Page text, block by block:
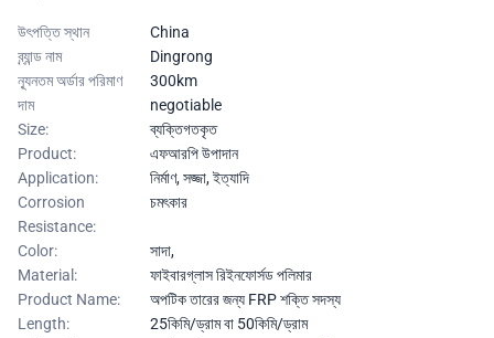
উৎপত্তি স্থান
China
ব্র্যান্ড নাম
Dingrong
ন্যূনতম অর্ডার পরিমাণ
300km
দাম
negotiable
Size:
ব্যক্তিগতকৃত
Product:
এফআরপি উপাদান
Application:
নির্মাণ, সজ্জা, ইত্যাদি
Corrosion
Resistance:
চমৎকার
Color:
সাদা,
Material:
ফাইবারগ্লাস রিইনফোর্সড পলিমার
Product Name:
অপটিক তারের জন্য FRP শক্তি সদস্য
Length:
25কিমি/ড্রাম বা 50কিমি/ড্রাম